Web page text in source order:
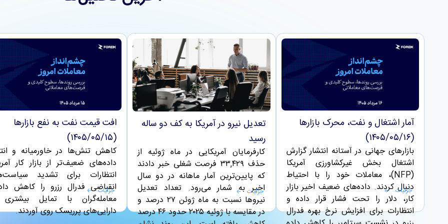
آمار اشتغال و نفت، محرک بازارها
(۱۴۰۵/۰۵/۱۶)
بازارهای جهانی در آستانه انتشار گزارش
اشتغال بخش غیرکشاورزی آمریکا
(NFP)، معاملات خود را با احتیاط
دنبال کردند. داده‌های ضعیف اخیر بازار
کار، دلار را تحت فشار قرار داده و
انتظارات برای افزایش نرخ بهره فدرال
جزئیات
تعدیل نیرو در آمریکا به کف دو ساله
رسید
کارفرمایان آمریکایی در ماه ژوئیه از
حذف ۳۳,۴۲۹ فرصت شغلی خبر دادند
که پایین‌ترین آمار ماهانه در دو سال
اخیر به شمار می‌رود. تعداد تعدیل
نیروها نسبت به ماه ژوئن ۲۷ درصد و
در مقایسه با ژوئیه ۲۰۲۵ حدود ۴۶ درصد
جزئیات
افت قیمت نفت به نفع بازارها
(۱۴۰۵/۰۵/۱۵)
کاهش تنش‌ها در خاورمیانه و
داده‌های ضعیف‌تر از بازار کار
انتظارات برای تشدید
انقباضی فدرال رزرو را کاهش
معامله‌گران با تمایل
دارایی‌های پرریسک روی آوردند.
جزئیات